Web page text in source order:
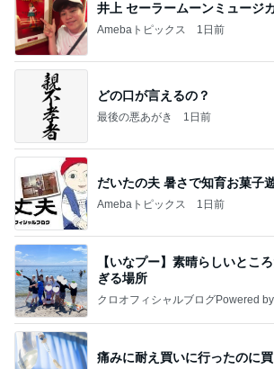
井上 セーラームーンミュージ
Amebaトピックス 1日前
どの口が言えるの？
最後の悪あがき 1日前
だいたの夫 暑さで知育お菓子
Amebaトピックス 1日前
【いなプー】素晴らしいとこ
ぎる場所
クロオフィシャルブログPowered
痛みに耐え買いに行ったのに